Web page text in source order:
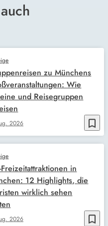
bookmark_border
2026
zu Münchens
Wie
und Reisegruppen
bookmark_border
2026
Freizeitattraktionen in
12 Highlights, die
wirklich sehen